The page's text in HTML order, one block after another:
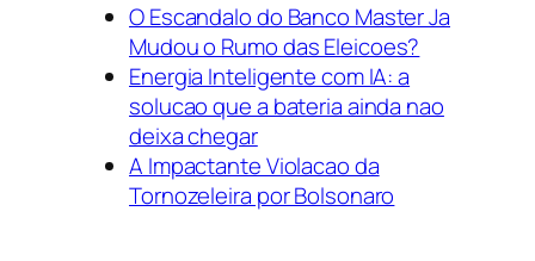
O Escandalo do Banco Master Ja
Mudou o Rumo das Eleicoes?
Energia Inteligente com IA: a
solucao que a bateria ainda nao
deixa chegar
A Impactante Violacao da
Tornozeleira por Bolsonaro